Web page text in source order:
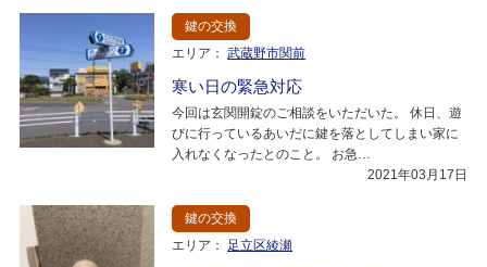
鍵の交換
エリア： 武蔵野市関前
寒い日の緊急対応
今回は玄関開錠のご相談をいただいた。 休日、遊
びに行っているあいだに鍵を落としてしまい家に
入れなくなったとのこと。 お急…
2021年03月17日
鍵の交換
エリア：
足立区綾瀬